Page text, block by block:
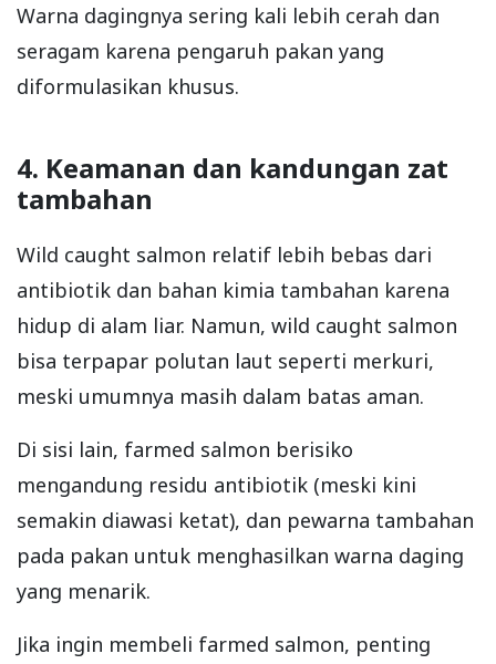
Warna dagingnya sering kali lebih cerah dan
seragam karena pengaruh pakan yang
diformulasikan khusus.
4. Keamanan dan kandungan zat
tambahan
Wild caught salmon relatif lebih bebas dari
antibiotik dan bahan kimia tambahan karena
hidup di alam liar. Namun, wild caught salmon
bisa terpapar polutan laut seperti merkuri,
meski umumnya masih dalam batas aman.
Di sisi lain, farmed salmon berisiko
mengandung residu antibiotik (meski kini
semakin diawasi ketat), dan pewarna tambahan
pada pakan untuk menghasilkan warna daging
yang menarik.
Jika ingin membeli farmed salmon, penting